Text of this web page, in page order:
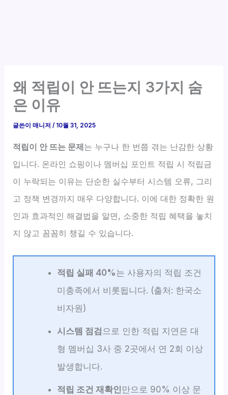
왜 적립이 안 뜨는지 3가지 숨
은 이유
글쓴이매니저/ 10월 31, 2025
적립이 안 뜨는 문제는 누구나 한 번쯤 겪는 난감한 상황
입니다. 온라인 쇼핑이나 멤버십 포인트 적립 시 적립금
이 누락되는 이유는 단순한 실수부터 시스템 오류, 그리
고 정책 변경까지 매우 다양합니다. 이에 대한 정확한 원
인과 효과적인 해결법을 알면, 소중한 적립 혜택을 놓치
지 않고 꼼꼼히 챙길 수 있습니다.
적립 실패 40%는 사용자의 적립 조건
미충족에서 비롯됩니다. (출처: 한국소
비자원)
시스템 점검 으로 인한 적립 지연은 대
형 멤버십 3사 중 2곳에서 연 2회 이상
발생합니다.
적립 조건 재확인 만으로 90% 이상 문